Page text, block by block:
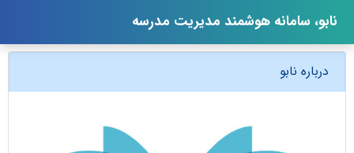
نابو، سامانه هوشمند مدیریت مدرسه
درباره نابو